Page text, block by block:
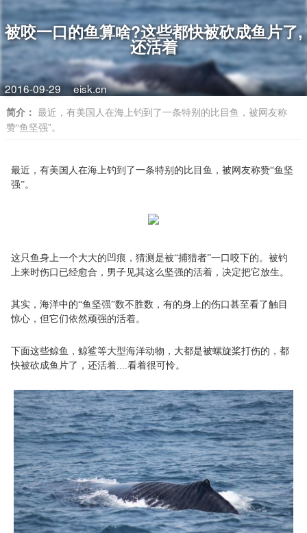
被咬一口的鱼算啥?这些都快被砍成鱼片了,
还活着
2016-09-29 eisk.cn
简介： 最近，有美国人在海上钓到了一条特别的比目鱼，被网友称
赞“鱼坚强”。
最近，有美国人在海上钓到了一条特别的比目鱼，被网友称赞“鱼坚
强”。
这只鱼身上一个大大的凹痕，猜测是被“捕猎者”一口咬下的。被钓
上来时伤口已经愈合，男子见其这么坚强的活着，决定把它放生。
其实，海洋中的“鱼坚强”数不胜数，有的身上的伤口甚至看了触目
惊心，但它们依然顽强的活着。
下面这些鲸鱼，鲸鲨等大型海洋动物，大都是被螺旋桨打伤的，都
快被砍成鱼片了，还活着....看着很可怜。